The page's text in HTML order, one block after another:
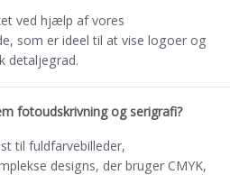
ved hjælp af vores
som er ideel til at vise logoer og
detaljegrad.
fotoudskrivning og serigrafi?
til fuldfarvebilleder,
designs, der bruger CMYK,